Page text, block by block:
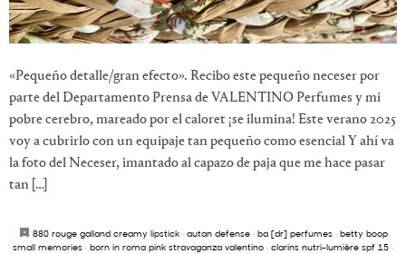
«Pequeño detalle/gran efecto». Recibo este pequeño neceser por
parte del Departamento Prensa de VALENTINO Perfumes y mi
pobre cerebro, mareado por el caloret ¡se ilumina! Este verano 2025
voy a cubrirlo con un equipaje tan pequeño como esencial Y ahí va
la foto del Neceser, imantado al capazo de paja que me hace pasar
tan […]
880 rouge galland creamy lipstick· autan defense· ba [dr] perfumes· betty boop
small memories · born in roma pink stravaganza valentino · clarins nutri-lumière spf 15 ·